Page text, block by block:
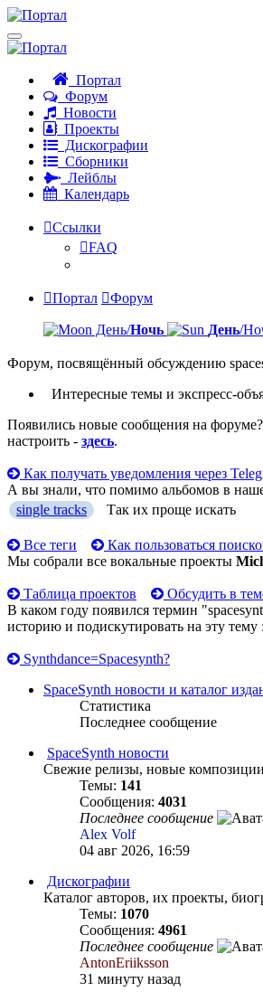
Портал
Форум
Новости
Проекты
Дискографии
Сборники
Лейблы
Календарь
Ссылки
FAQ
Портал Форум
День/Ночь День/
Форум, посвящённый обсуждению
Интересные темы и экспресс-
Появились новые сообщения на
настроить - здесь.
Как получать уведомления через
А вы знали, что помимо альбомов в
single tracks
Так их проще искать
Все теги
Как пользоваться
Мы собрали все вокальные проекты
Таблица проектов
Обсудить в
В каком году появился термин
историю и подискутировать на эту тему
Synthdance=Spacesynth?
SpaceSynth новости и каталог
Статистика
Последнее сообщение
SpaceSynth новости
Свежие релизы, новые
Темы: 141
Сообщения: 4031
Последнее сообщение
Alex Volf
04 авг 2026, 16:59
Дискографии
Каталог авторов, их проекты,
Темы: 1070
Сообщения: 4961
Последнее сообщение
AntonEriiksson
31 минуту назад